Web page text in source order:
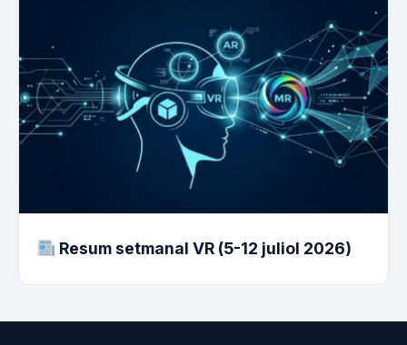
Resum setmanal VR (5-12 juliol 2026)